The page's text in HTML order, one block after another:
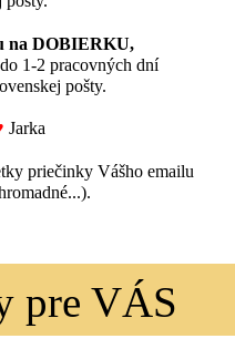
na DOBIERKU,
1-2 pracovných dní
pošty.
Jarka
priečinky Vášho emailu
pre VÁS